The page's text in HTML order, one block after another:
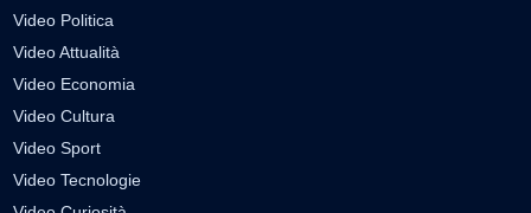
Video Politica
Video Attualità
Video Economia
Video Cultura
Video Sport
Video Tecnologie